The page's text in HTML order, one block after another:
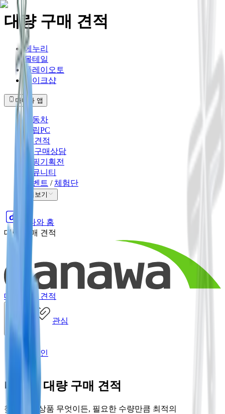
대량 구매 견적
에누리
몰테일
플레이오토
메이크샵
다나와 앱
자동차
조립PC
PC견적
PC구매상담
쇼핑기획전
커뮤니티
이벤트 / 체험단
더보기
다나와 홈
대량 구매 견적
대량 구매 견적
관심
로그인
다나와 대량 구매 견적
찾으시는 상품 무엇이든, 필요한 수량만큼 최적의